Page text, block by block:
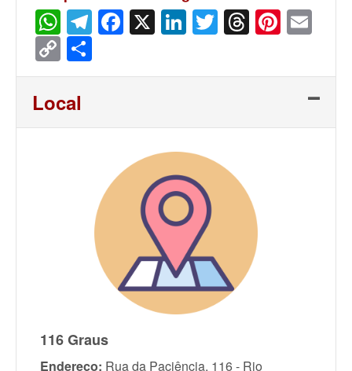
WhatsApp
Telegram
Facebook
X LinkedIn
Twitter
Threads
Copy
Link
Local
116 Graus
Endereço: Rua da Paciência, 116 - Rio